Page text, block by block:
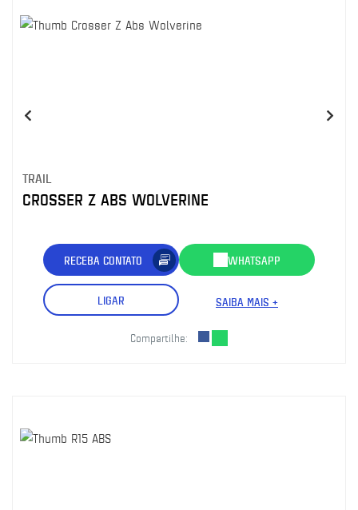
TRAIL
CROSSER Z ABS WOLVERINE
RECEBA CONTATO WHATSAPP
LIGAR SAIBA MAIS +
Compartilhe: